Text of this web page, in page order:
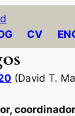
CV
(David T.